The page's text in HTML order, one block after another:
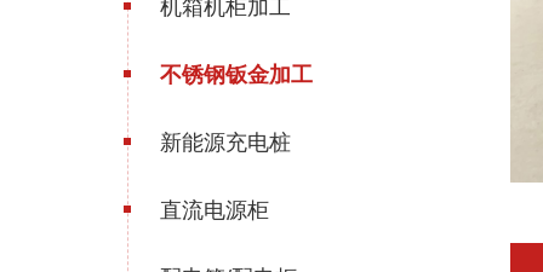
机箱机柜加工
不锈钢钣金加工
新能源充电桩
直流电源柜